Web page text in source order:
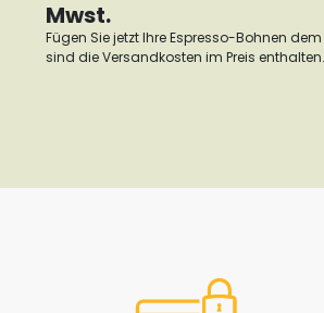
Mwst.
Fügen Sie jetzt Ihre Espresso-Bohnen
sind die Versandkosten im Preis enthalten.